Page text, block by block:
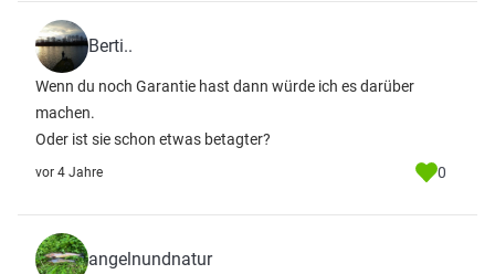
Berti..
Wenn du noch Garantie hast dann würde ich es darüber
machen.
Oder ist sie schon etwas betagter?
vor 4 Jahre 0
angelnundnatur